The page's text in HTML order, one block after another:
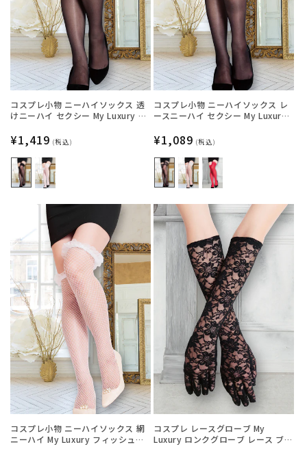
コスプレ小物 ニーハイソックス 透
けニーハイ セクシー My Luxury シ
レディース フリーサイズ ブラック
【クリアストーン】
通
常
価
格
¥1,419 (税込)
コスプレ小物 ニーハイソックス レ
ースニーハイ セクシー My Luxury
ド レディース フリーサイズ ブラッ
ク【クリアストーン】
通
常
価
格
¥1,089 (税込)
コスプレ小物 ニーハイソックス 網
ニーハイ My Luxury フィッシュネ
コスプレ レースグローブ My
Luxury ロンクグローブ レース ブラ